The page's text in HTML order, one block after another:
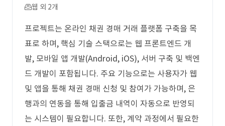
웹 외 2개
프로젝트는 온라인 채권 경매 거래 플랫폼 구축을 목
표로 하며, 핵심 기술 스택으로는 웹 프론트엔드 개
발, 모바일 앱 개발(Android, iOS), 서버 구축 및 백엔
드 개발이 포함됩니다. 주요 기능으로는 사용자가 웹
및 앱을 통해 채권 경매 신청 및 참여가 가능하며, 은
행과의 연동을 통해 입출금 내역이 자동으로 반영되
는 시스템이 필요합니다. 또한, 계약 과정에서 필요한